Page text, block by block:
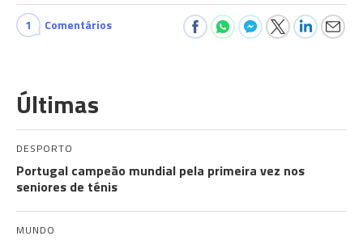
1 Comentários
Últimas
DESPORTO
Portugal campeão mundial pela primeira vez nos
seniores de ténis
MUNDO